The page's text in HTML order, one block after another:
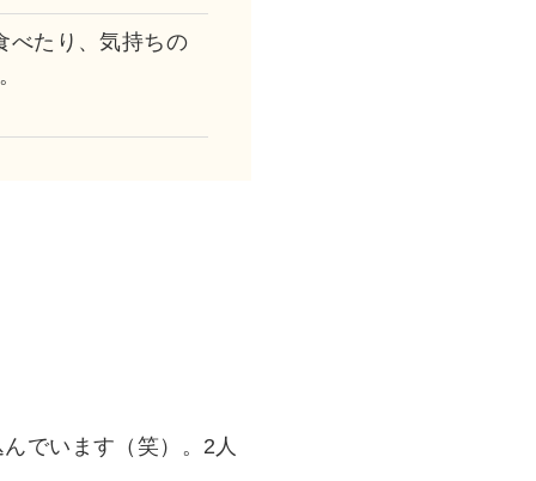
べたり、気持ちの
でいます（笑）。2人